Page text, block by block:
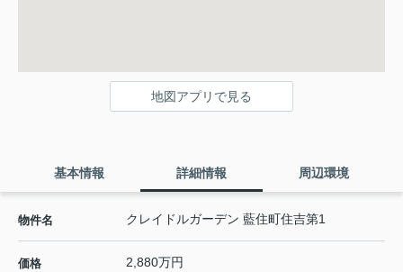
地図アプリで見る
基本情報 詳細情報 周辺環境
物件名 クレイドルガーデン 藍住町住吉第1
価格 2,880万円